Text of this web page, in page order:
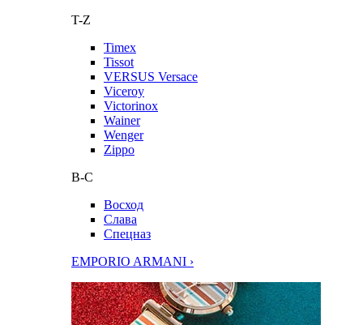
T-Z
Timex
Tissot
VERSUS Versace
Viceroy
Victorinox
Wainer
Wenger
Zippo
В-С
Восход
Слава
Спецназ
EMPORIO ARMANI ›